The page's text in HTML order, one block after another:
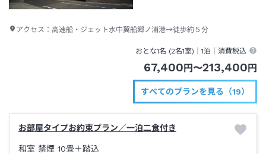
アクセス： 高速船・ジェット水中翼船郷ノ浦港→徒歩約５分
おとな1名 (2名1室)｜1泊 ｜消費税込
67,400円〜213,400円
すべてのプランを見る（19）
お部屋タイプお約束プラン／一泊二食付き
和室 禁煙 10畳＋踏込